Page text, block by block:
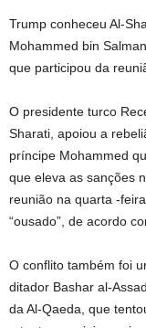
Trump conheceu Al-
Mohammed bin
que participou da
O presidente turco
Sharati, apoiou a
príncipe Mohammed
que eleva as sanções
reunião na quarta -
“ousado”, de acordo
O conflito também foi
ditador Bashar al-
da Al-Qaeda, que